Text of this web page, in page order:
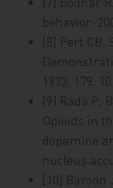
behavior:
[8] Pert CB,
1973; 179:
[9] Rada P,
Opioids in
dopamine
nucleus
[10] Barson